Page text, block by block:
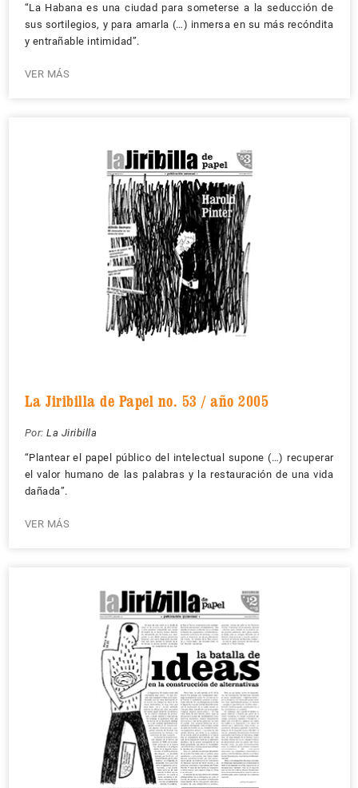
“La Habana es una ciudad para someterse a la seducción de
sus sortilegios, y para amarla (…) inmersa en su más recóndita
y entrañable intimidad”.
VER MÁS
La Jiribilla de Papel no. 53 / año 2005
Por: La Jiribilla
“Plantear el papel público del intelectual supone (…) recuperar
el valor humano de las palabras y la restauración de una vida
dañada”.
VER MÁS